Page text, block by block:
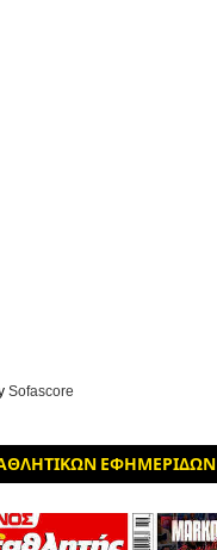
Sofascore
ΕΦΗΜΕΡΙΔΩΝ